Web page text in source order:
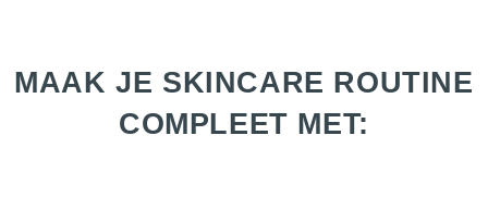
MAAK JE SKINCARE ROUTINE
COMPLEET MET: